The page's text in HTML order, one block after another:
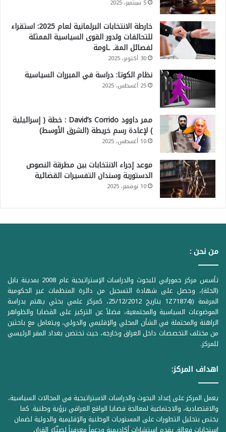
5 سبتمبر، 2025
خارطة الانتخابات البرلمانية لعام 2025: استقراء
للتحالفات ولدور القوى السياسية الممثلة
لفصائل المقـ ـاومة
30 أكتوبر، 2025
نظام الكوتا: دراسة في المبررات السياسية
25 أغسطس، 2025
ممر داوود David’s Corrido : خطة ( إسرائيلية
) لإعادة رسم خريطة (الشرق الأوسط)
10 أغسطس، 2025
موعد إجراء الانتخابات بين مطرقة النصوص
الدستورية وسندان التفسيرات القضائية
10 نوفمبر، 2025
من نحن :
تأسس مركز حمورابي للبحوث والدراسات الإستراتيجية عام 2008 بمدينة بابل
(الحلة)، وحصل على شهادة التسجيل من دائرة المنظمات غير الحكومية
المرقمة ((1Z71874 بتاريخ 25/12/2012، كمركز علمي بحثي يهتم بدراسة
الموضوعات السياسية والمجتمعية، فضلاً عن التركيز على القضايا والظواهر
الراهنة والمحتملة في الشأن المحلي والإقليمي والدولي، ويتعامل مع باحثين
من مختلف التخصصات داخل العراق وخارجه، حيث تحتضن بغداد المقر الرئيسي
للمركز.
اهداف المركز:
يعمل المركز على إعداد البحوث والدراسات الاستراتيجية في المجالات السياسية،
والاقتصادية، والاجتماعية لمعالجة قضايا الواقع العراقي برؤية وطنية. كما
يختص بتحليل التطورات على المستويات الوطنية والإقليمية والدولية لضمان